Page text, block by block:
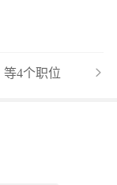
等4个职位